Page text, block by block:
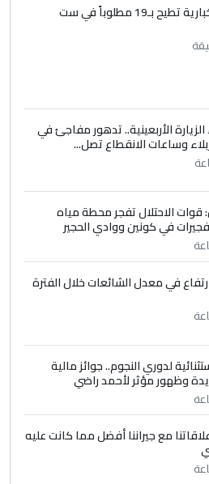
علي ماما يسقط
للعراق ومن اصول عريقة
يرد على صدام حسين سل
كامل)
علي ماما يسقط
للعراق ومن اصول عريقة
يرد على صدام حسين سل
كامل)
حملة استخبارية تطيح بـ19 مطلوباً في ست
الزيارة الأربعينية.. تدهور مفاجئ في
وساعات الانقطاع تصل...
قوات الاحتلال تفجر محطة مياه
في كونين ووادي الحجير
في معدل الشائعات خلال الفترة
لدوري النجوم.. جوائز مالية
وظهور مؤثر لأحمد راضي
مع جيراننا أفضل مما كانت عليه